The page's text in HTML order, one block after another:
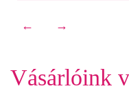
← →
Vásárlóink